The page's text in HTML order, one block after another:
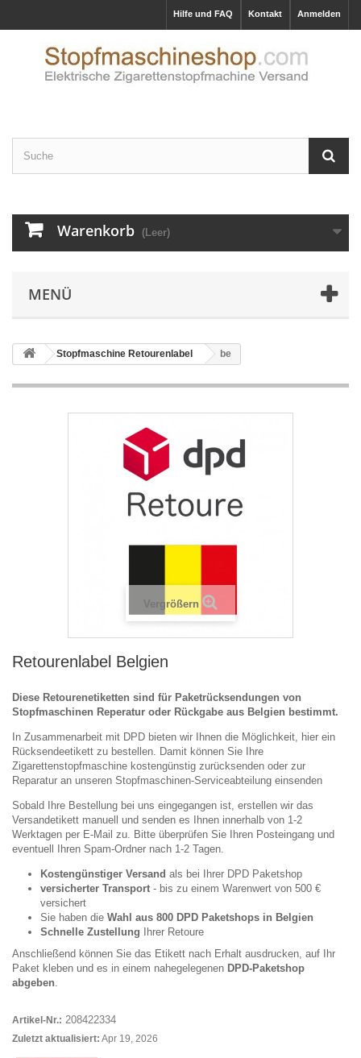
Anmelden
Kontakt
Hilfe und FAQ
Warenkorb (Leer)
MENÜ
Stopfmaschine Retourenlabel be
Vergrößern
Retourenlabel Belgien
Diese Retourenetiketten sind für Paketrücksendungen von
Stopfmaschinen Reperatur oder Rückgabe aus Belgien bestimmt.
In Zusammenarbeit mit DPD bieten wir Ihnen die Möglichkeit, hier ein
Rücksendeetikett zu bestellen. Damit können Sie Ihre
Zigarettenstopfmaschine kostengünstig zurücksenden oder zur
Reparatur an unseren Stopfmaschinen-Serviceabteilung einsenden
Sobald Ihre Bestellung bei uns eingegangen ist, erstellen wir das
Versandetikett manuell und senden es Ihnen innerhalb von 1-2
Werktagen per E-Mail zu. Bitte überprüfen Sie Ihren Posteingang und
eventuell Ihren Spam-Ordner nach 1-2 Tagen.
Kostengünstiger Versand als bei Ihrer DPD Paketshop
versicherter Transport - bis zu einem Warenwert von 500 €
versichert
Sie haben die Wahl aus 800 DPD Paketshops in Belgien
Schnelle Zustellung
Ihrer Retoure
Anschließend können Sie das Etikett nach Erhalt ausdrucken, auf Ihr
Paket kleben und es in einem nahegelegenen DPD-Paketshop
abgeben.
Artikel-Nr.: 208422334
Zuletzt aktualisiert: Apr 19, 2026